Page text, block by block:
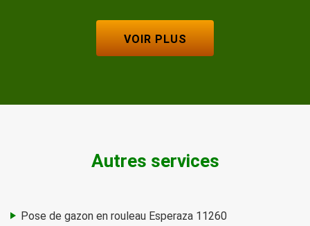
VOIR PLUS
Autres services
Pose de gazon en rouleau Esperaza 11260